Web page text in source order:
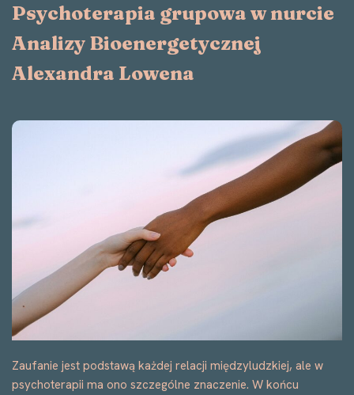
Psychoterapia grupowa w nurcie
Analizy Bioenergetycznej
Alexandra Lowena
Zaufanie jest podstawą każdej relacji międzyludzkiej, ale w
psychoterapii ma ono szczególne znaczenie. W końcu